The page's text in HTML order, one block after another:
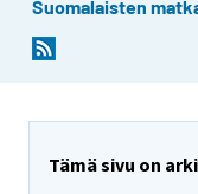
Suomalaisten
Tämä sivu on